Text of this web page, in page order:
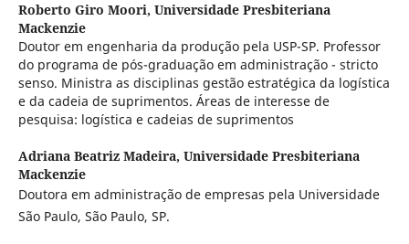
Roberto Giro Moori, Universidade Presbiteriana
Mackenzie
Doutor em engenharia da produção pela USP-SP. Professor
do programa de pós-graduação em administração - stricto
senso. Ministra as disciplinas gestão estratégica da logística
e da cadeia de suprimentos. Áreas de interesse de
pesquisa: logística e cadeias de suprimentos
Adriana Beatriz Madeira, Universidade Presbiteriana
Mackenzie
Doutora em administração de empresas pela Universidade
São Paulo, São Paulo, SP.